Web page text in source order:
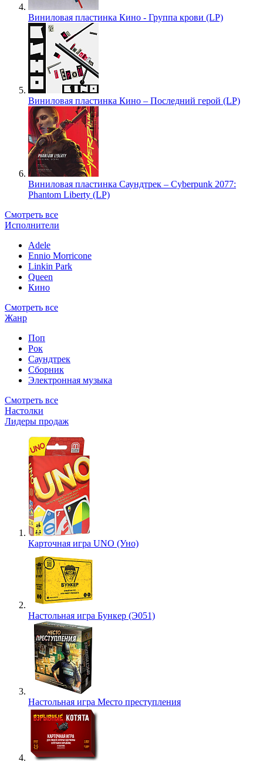
Виниловая пластинка Кино - Группа крови (LP)
Виниловая пластинка Кино – Последний герой (LP)
Виниловая пластинка Саундтрек – Cyberpunk 2077:
Phantom Liberty (LP)
Смотреть все
Исполнители
Adele
Ennio Morricone
Linkin Park
Queen
Кино
Смотреть все
Жанр
Поп
Рок
Саундтрек
Сборник
Электронная музыка
Смотреть все
Настолки
Лидеры продаж
Карточная игра UNO (Уно)
Настольная игра Бункер (Э051)
Настольная игра Место преступления